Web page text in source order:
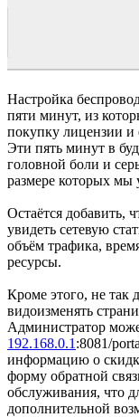
Настройка
пяти минут, из
покупку лицензии и
Эти пять минут в
головной боли и
размере которых мы
Остаётся добавить,
увидеть сетевую
объём трафика,
ресурсы.
Кроме этого, не так
видоизменять
Администратор
192.168.0.1 :8081/
информацию о
форму обратной
обслуживания, что
дополнительной